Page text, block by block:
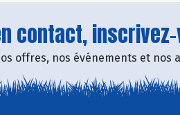
contact,
offres, nos événements et nos